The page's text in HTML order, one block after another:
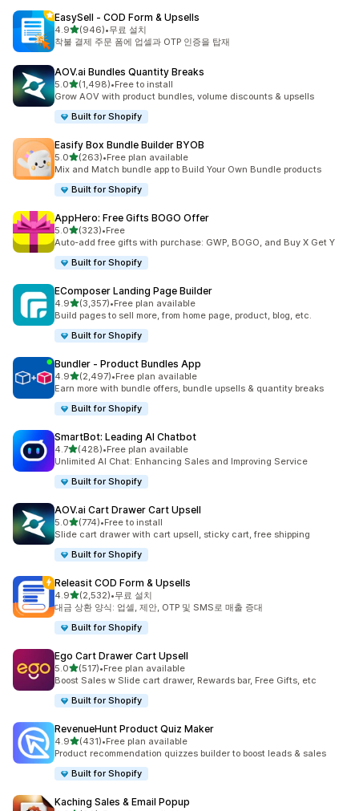
EasySell ‑ COD Form & Upsells
4.9별 5개 중
(946)
총 리뷰 946개
•무료 설치
착불 결제 주문 폼에 업셀과 OTP 인증을 탑재
AOV.ai Bundles Quantity Breaks
5.0별 5개 중
(1,498)
총 리뷰 1498개
•Free to install
Grow AOV with product bundles, volume discounts & upsells
Built for Shopify
Easify Box Bundle Builder BYOB
5.0별 5개 중
(263)
총 리뷰 263개
•Free plan available
Mix and Match bundle app to Build Your Own Bundle products
Built for Shopify
AppHero: Free Gifts BOGO Offer
5.0별 5개 중
(323)
총 리뷰 323개
•Free
Auto-add free gifts with purchase: GWP, BOGO, and Buy X Get Y
Built for Shopify
EComposer Landing Page Builder
4.9별 5개 중
(3,357)
총 리뷰 3357개
•Free plan available
Build pages to sell more, from home page, product, blog, etc.
Built for Shopify
Bundler ‑ Product Bundles App
4.9별 5개 중
(2,497)
총 리뷰 2497개
•Free plan available
Earn more with bundle offers, bundle upsells & quantity breaks
Built for Shopify
SmartBot: Leading AI Chatbot
4.7별 5개 중
(428)
총 리뷰 428개
•Free plan available
Unlimited AI Chat: Enhancing Sales and Improving Service
Built for Shopify
AOV.ai Cart Drawer Cart Upsell
5.0별 5개 중
(774)
총 리뷰 774개
•Free to install
Slide cart drawer with cart upsell, sticky cart, free shipping
Built for Shopify
Releasit COD Form & Upsells
4.9별 5개 중
(2,532)
총 리뷰 2532개
•무료 설치
대금 상환 양식: 업셀, 제안, OTP 및 SMS로 매출 증대
Built for Shopify
Ego Cart Drawer Cart Upsell
5.0별 5개 중
(517)
총 리뷰 517개
•Free plan available
Boost Sales w Slide cart drawer, Rewards bar, Free Gifts, etc
Built for Shopify
RevenueHunt Product Quiz Maker
4.9별 5개 중
(431)
총 리뷰 431개
•Free plan available
Product recommendation quizzes builder to boost leads & sales
Built for Shopify
Kaching Sales & Email Popup